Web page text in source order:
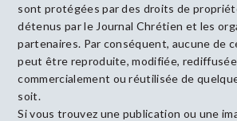
sont protégées par des droits de
détenus par le Journal Chrétien et les
partenaires. Par conséquent, aucune de
peut être reproduite, modifiée,
commercialement ou réutilisée de
soit.
Si vous trouvez une publication ou une